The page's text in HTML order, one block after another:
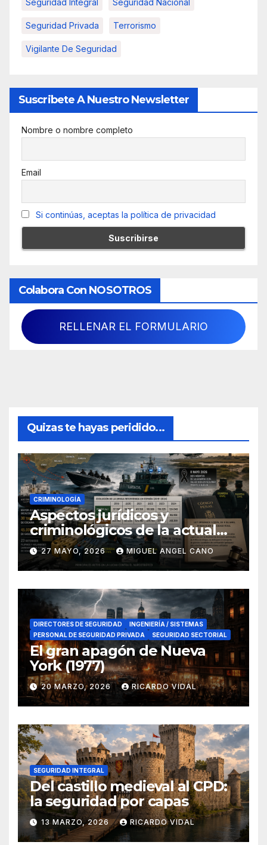
Seguridad Integral Seguridad Nacional
Seguridad Privada Terrorismo
Vigilante De Seguridad
Suscribete A Nuestro Newsletter
Nombre o nombre completo
Email
Si continúas, aceptas la política de privacidad
Colabora Con NOSOTROS
RELLENAR EL FORMULARIO
Quizas te hayas peridido...
CRIMINOLOGÍA
Aspectos jurídicos y
criminológicos de la actual
lucha contra el narcotráfico
en el sur de España
27 MAYO, 2026 MIGUEL ANGEL CANO
DIRECTORES DE SEGURIDAD
INGENIERÍA / SISTEMAS
PERSONAL DE SEGURIDAD PRIVADA
SEGURIDAD SECTORIAL
El gran apagón de Nueva
York (1977)
20 MARZO, 2026 RICARDO VIDAL
SEGURIDAD INTEGRAL
Del castillo medieval al CPD:
la seguridad por capas
13 MARZO, 2026 RICARDO VIDAL